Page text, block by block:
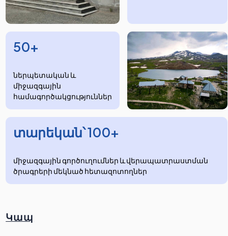
50+
ներպետական և
միջազգային
համագործակցություններ
տարեկան՝ 100+
միջազգային գործուղումներ և վերապատրաստման
ծրագրերի մեկնած հետազոտողներ
Կապ